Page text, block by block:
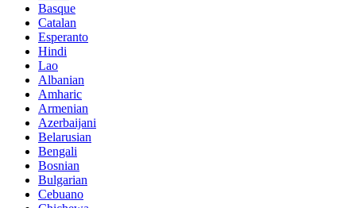
Basque
Catalan
Esperanto
Hindi
Lao
Albanian
Amharic
Armenian
Azerbaijani
Belarusian
Bengali
Bosnian
Bulgarian
Cebuano